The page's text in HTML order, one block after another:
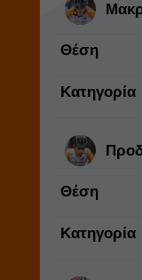
Θέση
Κατηγορία
Θέση
Κατηγορία